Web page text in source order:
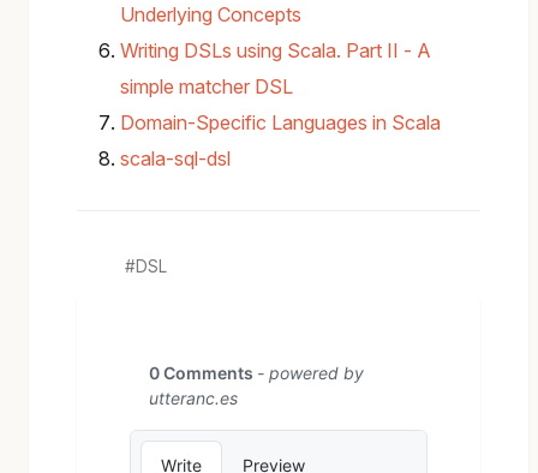
Underlying Concepts
Writing DSLs using Scala. Part II - A
simple matcher DSL
Domain-Specific Languages in Scala
scala-sql-dsl
DSL